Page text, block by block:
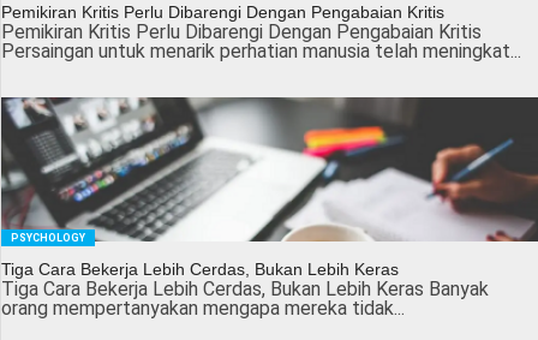
Pemikiran Kritis Perlu Dibarengi Dengan Pengabaian Kritis
Pemikiran Kritis Perlu Dibarengi Dengan Pengabaian Kritis
Persaingan untuk menarik perhatian manusia telah meningkat...
PSYCHOLOGY
Tiga Cara Bekerja Lebih Cerdas, Bukan Lebih Keras
Tiga Cara Bekerja Lebih Cerdas, Bukan Lebih Keras Banyak
orang mempertanyakan mengapa mereka tidak...